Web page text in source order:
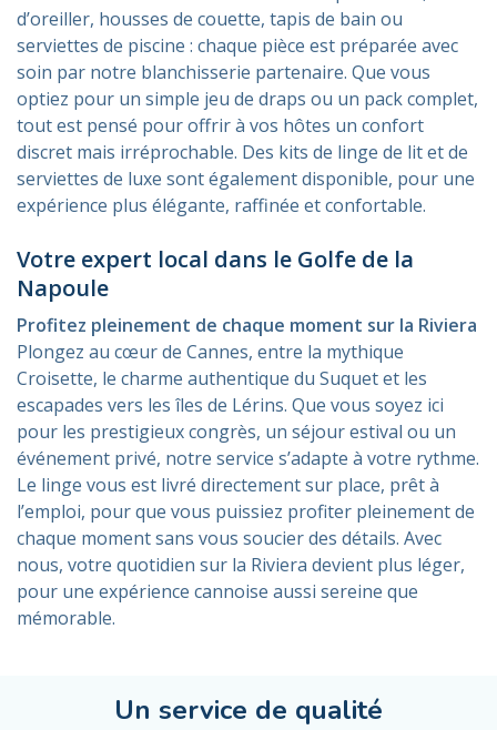
d’oreiller, housses de couette, tapis de bain ou
serviettes de piscine : chaque pièce est préparée avec
soin par notre blanchisserie partenaire. Que vous
optiez pour un simple jeu de draps ou un pack complet,
tout est pensé pour offrir à vos hôtes un confort
discret mais irréprochable. Des kits de linge de lit et de
serviettes de luxe sont également disponible, pour une
expérience plus élégante, raffinée et confortable.
Votre expert local dans le Golfe de la
Napoule
Profitez pleinement de chaque moment sur la Riviera
Plongez au cœur de Cannes, entre la mythique
Croisette, le charme authentique du Suquet et les
escapades vers les îles de Lérins. Que vous soyez ici
pour les prestigieux congrès, un séjour estival ou un
événement privé, notre service s’adapte à votre rythme.
Le linge vous est livré directement sur place, prêt à
l’emploi, pour que vous puissiez profiter pleinement de
chaque moment sans vous soucier des détails. Avec
nous, votre quotidien sur la Riviera devient plus léger,
pour une expérience cannoise aussi sereine que
mémorable.
Un service de qualité